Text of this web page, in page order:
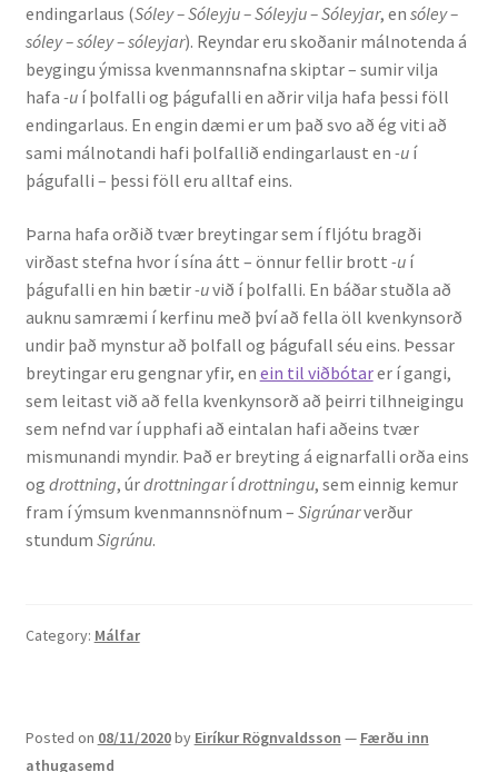
endingarlaus (Sóley – Sóleyju – Sóleyju – Sóleyjar, en sóley –
sóley – sóley – sóleyjar). Reyndar eru skoðanir málnotenda á
beygingu ýmissa kvenmannsnafna skiptar – sumir vilja
hafa -uí þolfalli og þágufalli en aðrir vilja hafa þessi föll
endingarlaus. En engin dæmi er um það svo að ég viti að
sami málnotandi hafi þolfallið endingarlaust en -uí
þágufalli – þessi föll eru alltaf eins.
Þarna hafa orðið tvær breytingar sem í fljótu bragði
virðast stefna hvor í sína átt – önnur fellir brott -uí
þágufalli en hin bætir-uvið í þolfalli. En báðar stuðla að
auknu samræmi í kerfinu með því að fella öll kvenkynsorð
undir það mynstur að þolfall og þágufall séu eins. Þessar
breytingar eru gengnar yfir, en ein til viðbótarer í gangi,
sem leitast við að fella kvenkynsorð að þeirri tilhneigingu
sem nefnd var í upphafi að eintalan hafi aðeins tvær
mismunandi myndir. Það er breyting á eignarfalli orða eins
og drottning, úrdrottningarídrottningu, sem einnig kemur
fram í ýmsum kvenmannsnöfnum – Sigrúnarverður
stundum Sigrúnu.
Category: Málfar
Posted on 08/11/2020by Eiríkur Rögnvaldsson — Færðu inn
athugasemd